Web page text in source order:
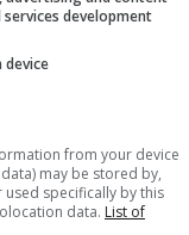
di handicap e
di colore
Il
development
device
from your device
may be stored by,
specifically by this
data. List of